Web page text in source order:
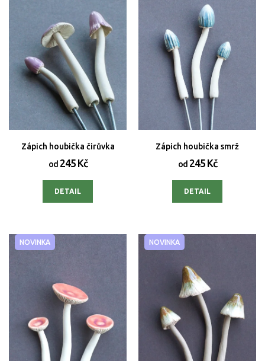
Zápich houbička čirůvka
od245 Kč
DETAIL
Zápich houbička smrž
od245 Kč
DETAIL
NOVINKA NOVINKA